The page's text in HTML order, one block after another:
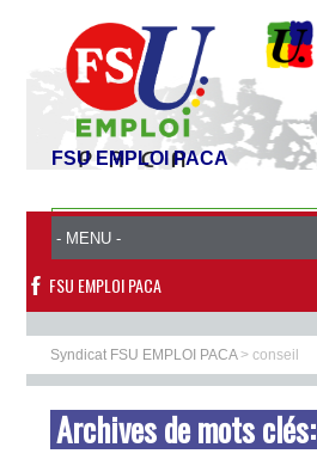
FSU EMPLOI PACA
FSU EMPLOI PACA
Syndicat FSU EMPLOI PACA>conseil
Archives de mots clés: